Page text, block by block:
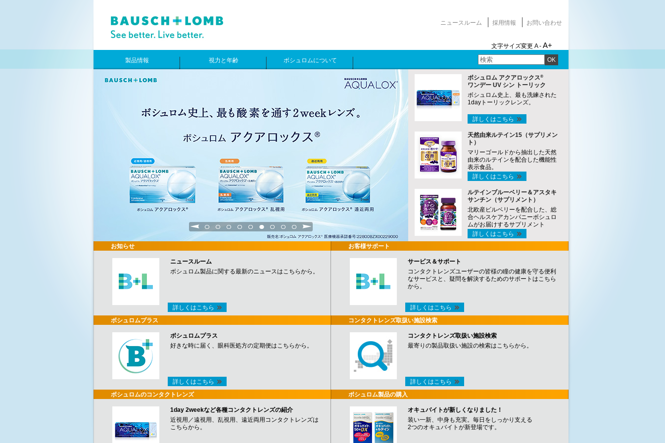
ニュースルーム 採用情報 お問い合わせ
文字サイズ変更 A - A+
OK
製品情報 視力と年齢 ボシュロムについて
1 2 3 4 5 6 7 8 9
ボシュロム アクアロックス®
ワンデー UV シン トーリック
ボシュロム史上、最も洗練された
1dayトーリックレンズ。
詳しくはこちら
天然由来ルテイン15（サプリメン
ト）
マリーゴールドから抽出した天然
由来のルテインを配合した機能性
表示食品。
詳しくはこちら
ルテインブルーベリー＆アスタキ
サンチン（サプリメント）
北欧産ビルベリーを配合した、総
合ヘルスケアカンパニーボシュロ
ムがお届けするサプリメント
詳しくはこちら
お知らせ
ニュースルーム
ボシュロム製品に関する最新のニュースはこちらから。
詳しくはこちら
ボシュロムプラス
ボシュロムプラス
好きな時に届く、眼科医処方の定期便はこちらから。
詳しくはこちら
ボシュロムのコンタクトレンズ
1day 2weekなど各種コンタクトレンズの紹介
近視用／遠視用、乱視用、遠近両用コンタクトレンズは
こちらから。
お客様サポート
サービス＆サポート
コンタクトレンズユーザーの皆様の瞳の健康を守る便利
なサービスと、疑問を解決するためのサポートはこちら
から。
詳しくはこちら
コンタクトレンズ取扱い施設検索
コンタクトレンズ取扱い施設検索
最寄りの製品取扱い施設の検索はこちらから。
詳しくはこちら
ボシュロム製品の購入
オキュバイトが新しくなりました！
装い一新、中身も充実。毎日をしっかり支える
2つのオキュバイトが新登場です。